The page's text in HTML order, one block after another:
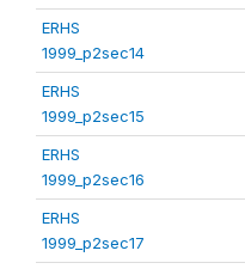
ERHS
1999_p2sec14
ERHS
1999_p2sec15
ERHS
1999_p2sec16
ERHS
1999_p2sec17